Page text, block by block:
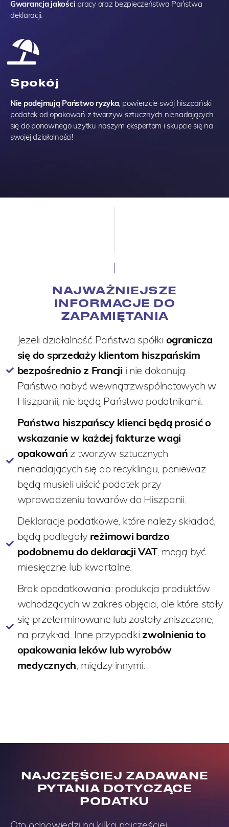
Gwarancja jakości pracy oraz bezpieczeństwa Państwa
deklaracji.
Spokój
Nie podejmują Państwo ryzyka, powierzcie swój hiszpański
podatek od opakowań z tworzyw sztucznych nienadających
się do ponownego użytku naszym ekspertom i skupcie się na
swojej działalności!
NAJWAŻNIEJSZE
INFORMACJE DO
ZAPAMIĘTANIA
Jeżeli działalność Państwa spółki ogranicza
się do sprzedaży klientom hiszpańskim
bezpośrednio z Francji i nie dokonują
Państwo nabyć wewnątrzwspólnotowych w
Hiszpanii, nie będą Państwo podatnikami.
Państwa hiszpańscy klienci będą prosić o
wskazanie w każdej fakturze wagi
opakowań z tworzyw sztucznych
nienadających się do recyklingu, ponieważ
będą musieli uiścić podatek przy
wprowadzeniu towarów do Hiszpanii.
Deklaracje podatkowe, które należy składać,
będą podlegały reżimowi bardzo
podobnemu do deklaracji VAT, mogą być
miesięczne lub kwartalne.
Brak opodatkowania: produkcja produktów
wchodzących w zakres objęcia, ale które stały
się przeterminowane lub zostały zniszczone,
na przykład. Inne przypadki zwolnienia to
opakowania leków lub wyrobów
medycznych , między innymi.
NAJCZĘŚCIEJ ZADAWANE
PYTANIA DOTYCZĄCE
PODATKU